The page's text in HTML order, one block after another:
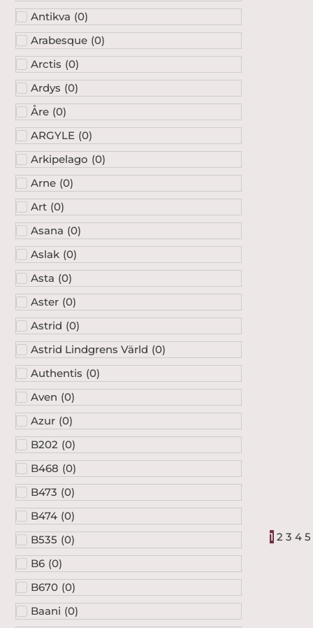
Antikva (0)
Arabesque (0)
Arctis (0)
Ardys (0)
Åre (0)
ARGYLE (0)
Arkipelago (0)
Arne (0)
Art (0)
Asana (0)
Aslak (0)
Asta (0)
Aster (0)
Astrid (0)
Astrid Lindgrens Värld (0)
Authentis (0)
Aven (0)
Azur (0)
B202 (0)
B468 (0)
B473 (0)
B474 (0)
B535 (0)
B6 (0)
B670 (0)
Baani (0)
1 2 3 4 5